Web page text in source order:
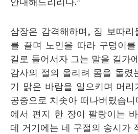
안내해드리리다.”
삼장은 감격해하며 , 짐 보따리
를 끌며 노인을 따라 구덩이
길로 들어서자 그는 말을 길가
감사의 절의 올리려 몸을 돌렸
기 맑은 바람을 일으키며 머
공중으로 치솟아 떠나버렸습니
에서 편지 한 장이 팔랑이는
데 거기에는 네 구절의 송시가